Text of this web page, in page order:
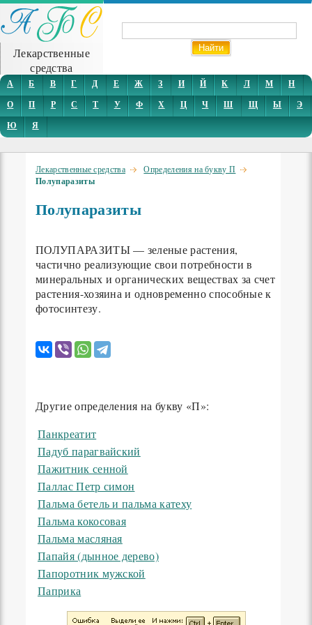
Лекарственные
средства
А Б В Г Д Е Ж З И Й К Л М
Н
О
П Р С Т У Ф Х Ц Ч Ш Щ Ы
Э
Ю
Я
Лекарственные средства Определения на букву П
Полупаразиты
Полупаразиты
ПОЛУПАРАЗИТЫ — зеленые растения,
частично реализующие свои потребности в
минеральных и органических веществах за счет
растения-хозяина и одновременно способные к
фотосинтезу.
Другие определения на букву «П»:
Панкреатит
Падуб парагвайский
Пажитник сенной
Паллас Петр симон
Пальма бетель и пальма катеху
Пальма кокосовая
Пальма масляная
Папайя (дынное дерево)
Папоротник мужской
Паприка